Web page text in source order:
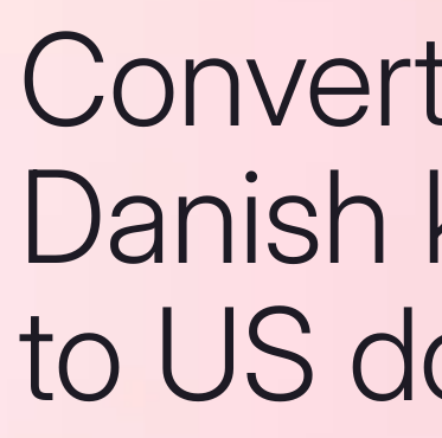
Danish
to US